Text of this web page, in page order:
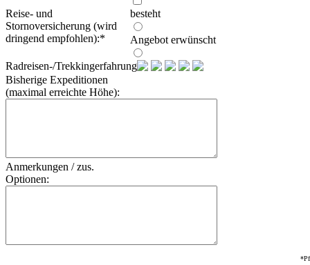
Reise- und
Stornoversicherung (wird
dringend empfohlen):*
besteht
Angebot erwünscht
Radreisen-/Trekkingerfahrung:
Bisherige Expeditionen
(maximal erreichte Höhe):
Anmerkungen / zus.
Optionen: